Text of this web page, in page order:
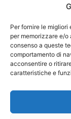
Per fornire le
per memorizzare e/
consenso a queste
comportamento di
acconsentire o
caratteristiche e